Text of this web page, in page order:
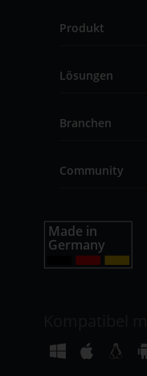
Produkt
Lösungen
Branchen
Community